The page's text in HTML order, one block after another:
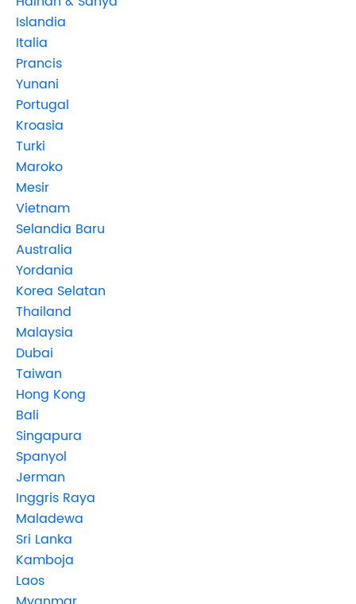
Islandia
Italia
Prancis
Yunani
Portugal
Kroasia
Turki
Maroko
Mesir
Vietnam
Selandia Baru
Australia
Yordania
Korea Selatan
Thailand
Malaysia
Dubai
Taiwan
Hong Kong
Bali
Singapura
Spanyol
Jerman
Inggris Raya
Maladewa
Sri Lanka
Kamboja
Laos